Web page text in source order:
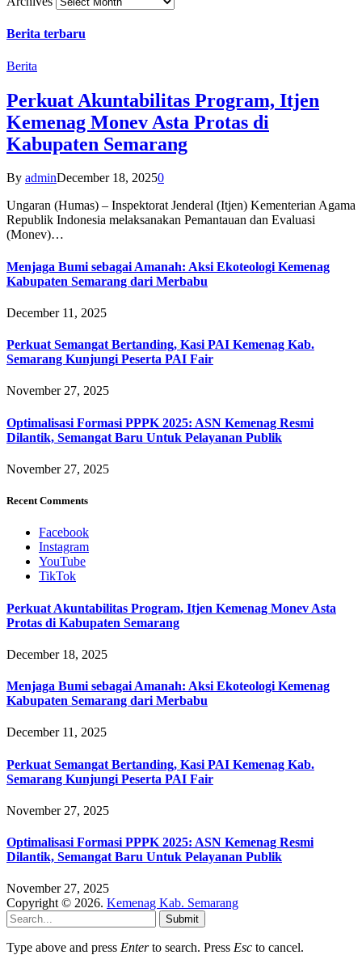
Berita terbaru
Berita
Perkuat Akuntabilitas Program, Itjen
Kemenag Monev Asta Protas di
Kabupaten Semarang
By adminDecember 18, 20250
Ungaran (Humas) – Inspektorat Jenderal (Itjen) Kementerian Agama
Republik Indonesia melaksanakan Pemantauan dan Evaluasi
(Monev)…
Menjaga Bumi sebagai Amanah: Aksi Ekoteologi Kemenag
Kabupaten Semarang dari Merbabu
December 11, 2025
Perkuat Semangat Bertanding, Kasi PAI Kemenag Kab.
Semarang Kunjungi Peserta PAI Fair
November 27, 2025
Optimalisasi Formasi PPPK 2025: ASN Kemenag Resmi
Dilantik, Semangat Baru Untuk Pelayanan Publik
November 27, 2025
Recent Comments
Facebook
Instagram
YouTube
TikTok
Perkuat Akuntabilitas Program, Itjen Kemenag Monev Asta
Protas di Kabupaten Semarang
December 18, 2025
Menjaga Bumi sebagai Amanah: Aksi Ekoteologi Kemenag
Kabupaten Semarang dari Merbabu
December 11, 2025
Perkuat Semangat Bertanding, Kasi PAI Kemenag Kab.
Semarang Kunjungi Peserta PAI Fair
November 27, 2025
Optimalisasi Formasi PPPK 2025: ASN Kemenag Resmi
Dilantik, Semangat Baru Untuk Pelayanan Publik
November 27, 2025
Copyright © 2026. Kemenag Kab. Semarang
Submit
Type above and press Enterto search. Press Esc to cancel.